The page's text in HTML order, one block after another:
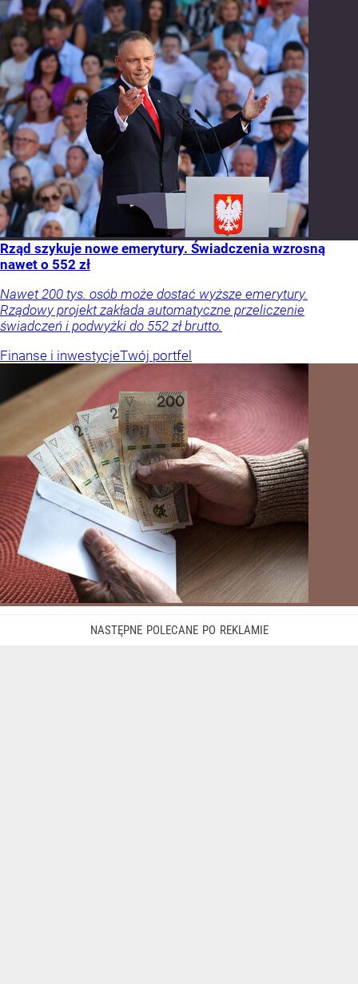
Rząd szykuje nowe emerytury. Świadczenia wzrosną
nawet o 552 zł
Nawet 200 tys. osób może dostać wyższe emerytury.
Rządowy projekt zakłada automatyczne przeliczenie
świadczeń i podwyżki do 552 zł brutto.
Finanse i inwestycjeTwój portfel